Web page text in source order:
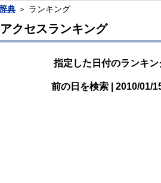
典 ＞ ランキング
アクセスランキング
指定した日付のランキ
前の日を検索 | 2010/01/